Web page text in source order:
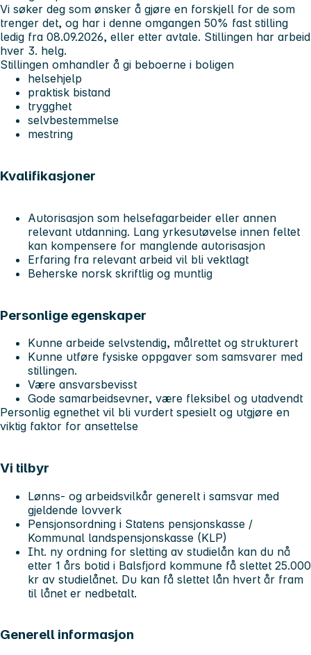
Vi søker deg som ønsker å gjøre en forskjell for de som
trenger det, og har i denne omgangen 50% fast stilling
ledig fra 08.09.2026, eller etter avtale. Stillingen har arbeid
hver 3. helg.
Stillingen omhandler å gi beboerne i boligen
helsehjelp
praktisk bistand
trygghet
selvbestemmelse
mestring
Kvalifikasjoner
Autorisasjon som helsefagarbeider eller annen
relevant utdanning. Lang yrkesutøvelse innen feltet
kan kompensere for manglende autorisasjon
Erfaring fra relevant arbeid vil bli vektlagt
Beherske norsk skriftlig og muntlig
Personlige egenskaper
Kunne arbeide selvstendig, målrettet og strukturert
Kunne utføre fysiske oppgaver som samsvarer med
stillingen.
Være ansvarsbevisst
Gode samarbeidsevner, være fleksibel og utadvendt
Personlig egnethet vil bli vurdert spesielt og utgjøre en
viktig faktor for ansettelse
Vi tilbyr
Lønns- og arbeidsvilkår generelt i samsvar med
gjeldende lovverk
Pensjonsordning i Statens pensjonskasse /
Kommunal landspensjonskasse (KLP)
Iht. ny ordning for sletting av studielån kan du nå
etter 1 års botid i Balsfjord kommune få slettet 25.000
kr av studielånet. Du kan få slettet lån hvert år fram
til lånet er nedbetalt.
Generell informasjon